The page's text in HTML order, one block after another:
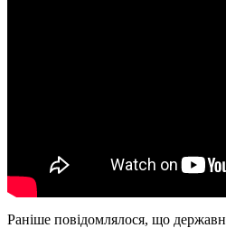
Раніше повідомлялося, що